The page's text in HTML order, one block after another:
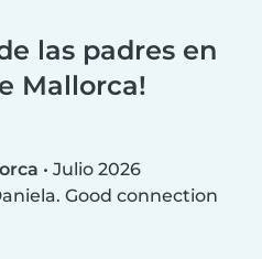
las padres en
Mallorca!
• Julio 2026
Good connection